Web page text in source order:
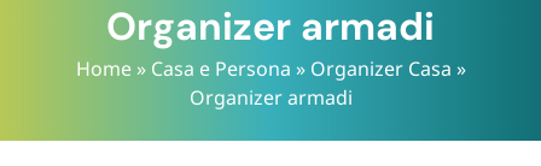
STOVIGLIE E TOVAGLIOLI
Organizer armadi
Home» Casa e Persona » Organizer Casa »
Organizer armadi